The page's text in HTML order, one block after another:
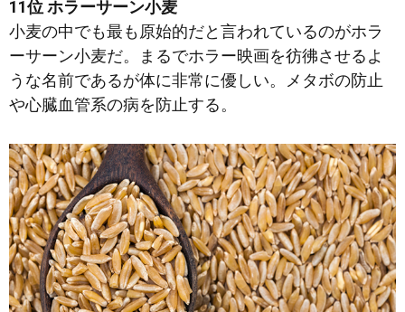
11位 ホラーサーン小麦
小麦の中でも最も原始的だと言われているのがホラ
ーサーン小麦だ。まるでホラー映画を彷彿させるよ
うな名前であるが体に非常に優しい。メタボの防止
や心臓血管系の病を防止する。